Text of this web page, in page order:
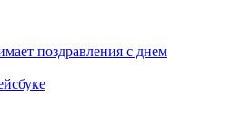
поздравления с днем